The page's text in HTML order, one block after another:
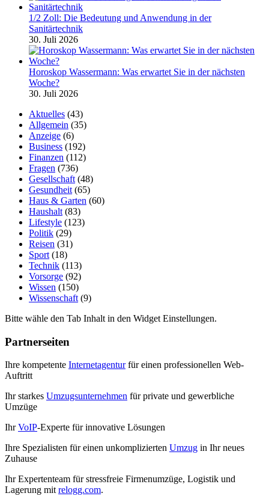
1/2 Zoll: Die Bedeutung und Anwendung in der
Sanitärtechnik
30. Juli 2026
Horoskop Wassermann: Was erwartet Sie in der nächsten
Woche?
30. Juli 2026
Aktuelles (43)
Allgemein (35)
Anzeige (6)
Business (192)
Finanzen (112)
Fragen (736)
Gesellschaft (48)
Gesundheit (65)
Haus & Garten (60)
Haushalt (83)
Lifestyle (123)
Politik (29)
Reisen (31)
Sport (18)
Technik (113)
Vorsorge (92)
Wissen (150)
Wissenschaft (9)
Bitte wähle den Tab Inhalt in den Widget Einstellungen.
Partnerseiten
Ihre kompetente Internetagenturfür einen professionellen Web-
Auftritt
Ihr starkes Umzugsunternehmen für private und gewerbliche
Umzüge
IhrVoIP-Experte für innovative Lösungen
Ihre Spezialisten für einen unkomplizierten Umzug in Ihr neues
Zuhause
Ihr Expertenteam für stressfreie Firmenumzüge, Logistik und
Lagerung mit relogg.com.